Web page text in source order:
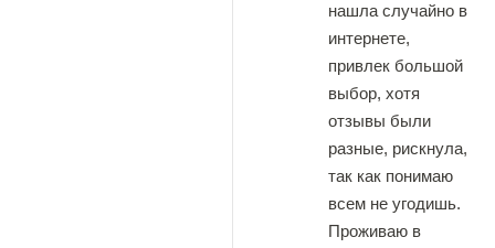
нашла случайно в
интернете,
привлек большой
выбор, хотя
отзывы были
разные, рискнула,
так как понимаю
всем не угодишь.
Проживаю в